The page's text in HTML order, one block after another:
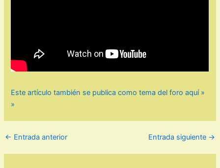
Este artículo también se publica como tema del foro aquí »
»
← Entrada anterior Entrada siguiente →